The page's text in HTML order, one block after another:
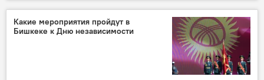
Мэрия города Бишкек
салют
Какие мероприятия пройдут в
Бишкеке к Дню независимости